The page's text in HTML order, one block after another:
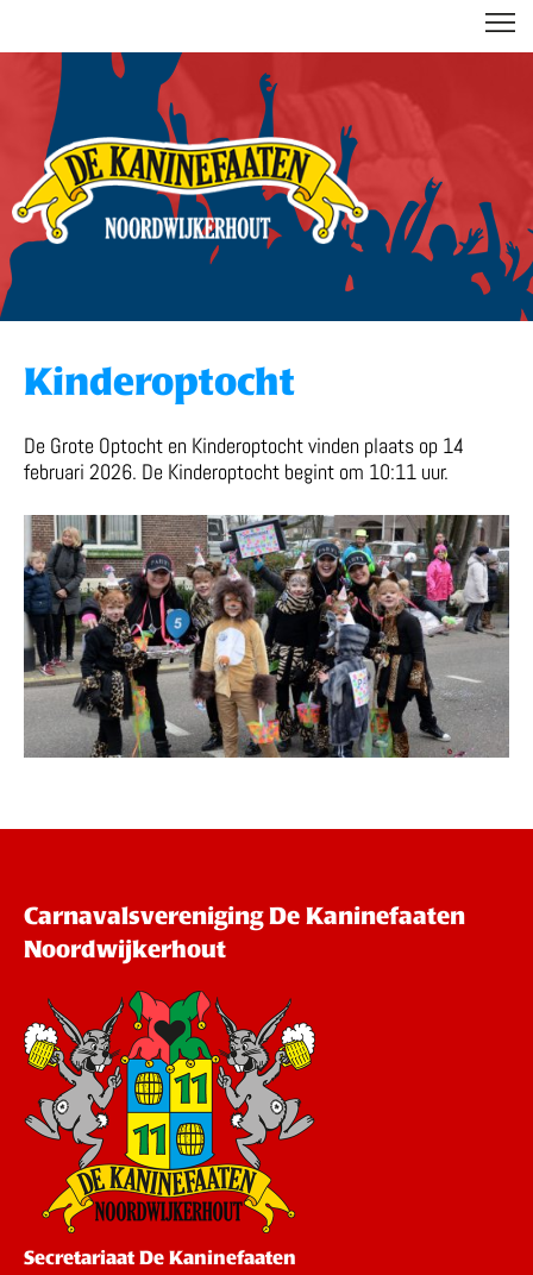
Kinderoptocht
De Grote Optocht en Kinderoptocht vinden plaats op 14
februari 2026. De Kinderoptocht begint om 10:11 uur.
Carnavalsvereniging De Kaninefaaten
Noordwijkerhout
Secretariaat De Kaninefaaten